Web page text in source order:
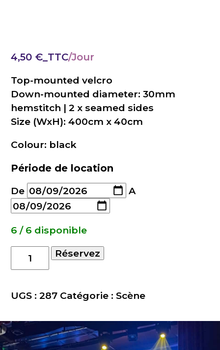
4,50 €_TTC
Top-mounted velcro
Down-mounted diameter: 30mm
hemstitch | 2 x seamed sides
Size (WxH): 400cm x 40cm
Colour: black
Période de location
De
A
6 / 6 disponible
quantité
de
4mX40cm
Réservez
UGS :287 Catégorie :Scène